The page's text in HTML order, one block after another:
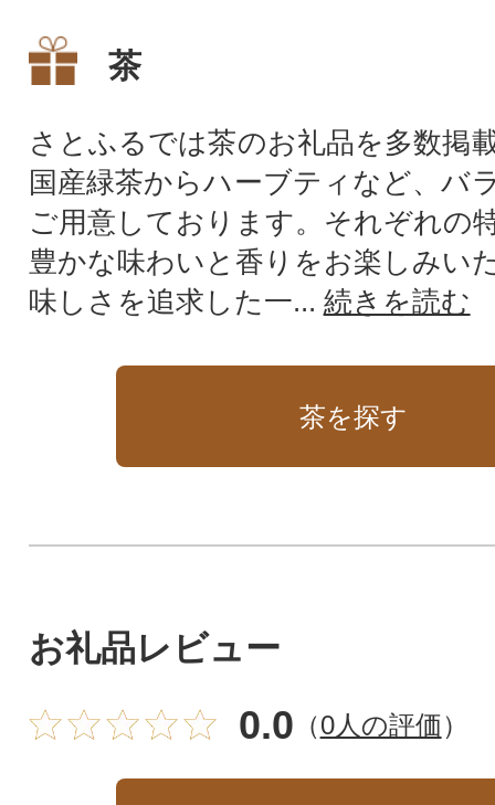
茶
さとふるでは茶のお礼品を多数掲
国産緑茶からハーブティなど、バ
ご用意しております。それぞれの
豊かな味わいと香りをお楽しみい
味しさを追求した一... 続きを読む
茶を探す
お礼品レビュー
0.0 （0人の評価）